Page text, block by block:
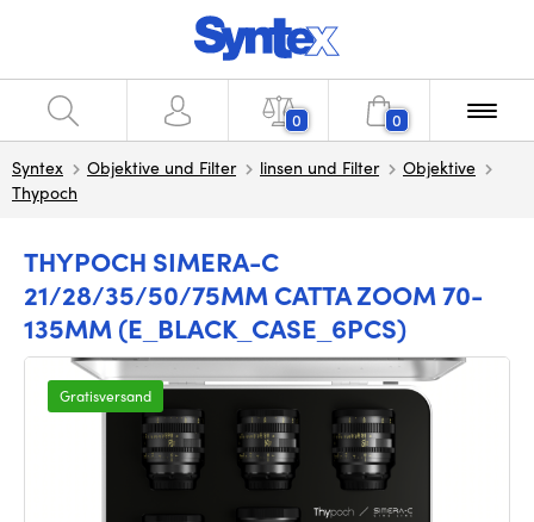
0 0
Syntex Objektive und Filter linsen und Filter
Objektive
Thypoch
THYPOCH SIMERA-C
21/28/35/50/75MM CATTA ZOOM 70-
135MM (E_BLACK_CASE_6PCS)
Gratisversand